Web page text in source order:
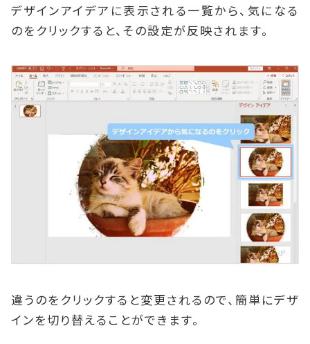
デザインアイデアに表示される一覧から、気になる
のをクリックすると、その設定が反映されます。
違うのをクリックすると変更されるので、簡単にデザ
インを切り替えることができます。